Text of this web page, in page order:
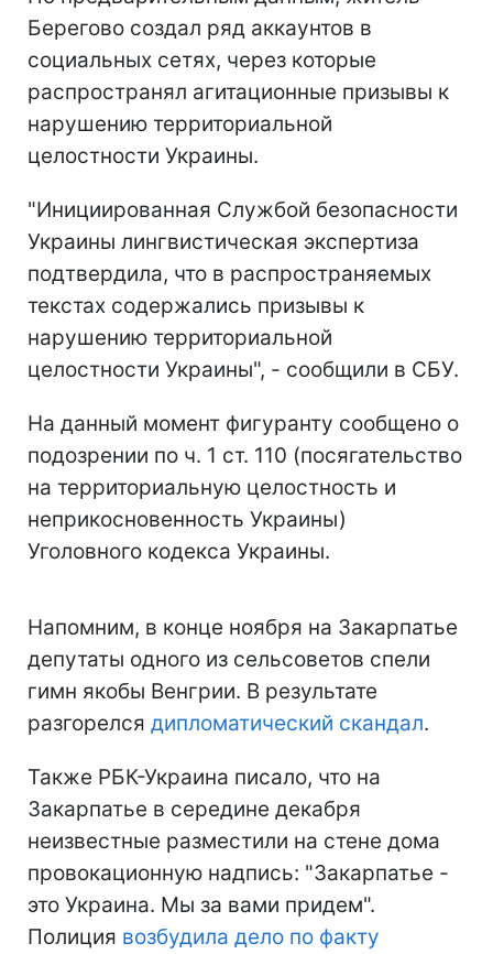
Берегово создал ряд аккаунтов в
социальных сетях, через которые
распространял агитационные призывы к
нарушению территориальной
целостности Украины.
"Инициированная Службой безопасности
Украины лингвистическая экспертиза
подтвердила, что в распространяемых
текстах содержались призывы к
нарушению территориальной
целостности Украины", - сообщили в СБУ.
На данный момент фигуранту сообщено о
подозрении по ч. 1 ст. 110 (посягательство
на территориальную целостность и
неприкосновенность Украины)
Уголовного кодекса Украины.
Напомним, в конце ноября на Закарпатье
депутаты одного из сельсоветов спели
гимн якобы Венгрии. В результате
разгорелся дипломатический скандал.
Также РБК-Украина писало, что на
Закарпатье в середине декабря
неизвестные разместили на стене дома
провокационную надпись: "Закарпатье -
это Украина. Мы за вами придем".
Полиция возбудила дело по факту